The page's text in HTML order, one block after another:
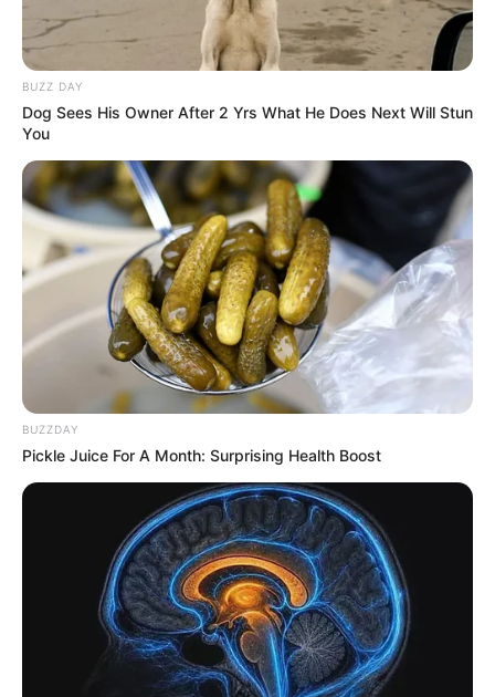
BUZZ DAY
Dog Sees His Owner After 2 Yrs What He Does Next Will Stun
You
BUZZDAY
Pickle Juice For A Month: Surprising Health Boost